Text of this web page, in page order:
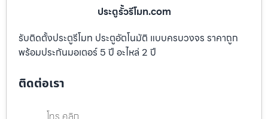
ประตูรั้วรีโมท.com
รับติดตั้งประตูรีโมท ประตูอัตโนมัติ แบบครบวงจร ราคาถูก
พร้อมประกันมอเตอร์ 5 ปี อะไหล่ 2 ปี
ติดต่อเรา